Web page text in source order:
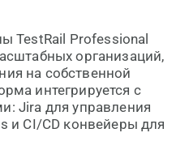
TestRail Professional
организаций,
на собственной
интегрируется с
Jira для управления
и CI/CD конвейеры для